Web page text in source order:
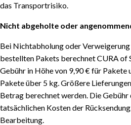
das Transportrisiko.
Nicht abgeholte oder
Bei Nichtabholung oder Verweigerung
bestellten Pakets berechnet CURA of
Gebühr in Höhe von 9,90 € für Pakete
Pakete über 5 kg. Größere
Betrag berechnet werden. Die
tatsächlichen Kosten der
Bearbeitung.